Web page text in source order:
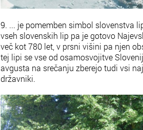
9. ... je pomemben simbol slovenstva
vseh slovenskih lip pa je gotovo
več kot 780 let, v prsni višini pa njen
tej lipi se vse od osamosvojitve
avgusta na srečanju zberejo tudi vsi
državniki.